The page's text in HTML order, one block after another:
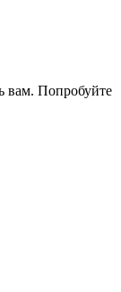
вам. Попробуйте